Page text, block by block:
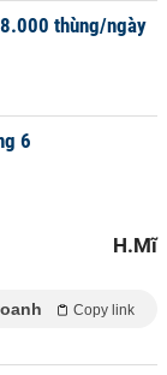
thùng/ngày
6
H.Mĩ
Copy link